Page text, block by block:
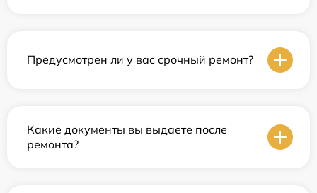
Предусмотрен ли у вас срочный ремонт?
Какие документы вы выдаете после
ремонта?